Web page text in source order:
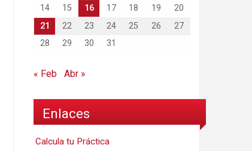
14
15 16 17 18 19
20
21
22 23 24 25 26
27
28
29 30 31
« Feb Abr »
Enlaces
Calcula tu Práctica